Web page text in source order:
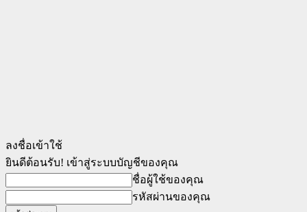
ลงชื่อเข้าใช้
ยินดีต้อนรับ! เข้าสู่ระบบบัญชีของคุณ
ชื่อผู้ใช้ของคุณ
รหัสผ่านของคุณ